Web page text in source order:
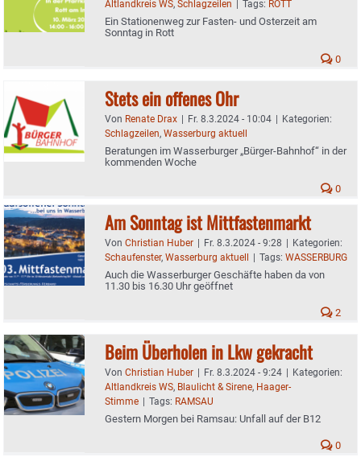
Altlandkreis WS, Schlagzeilen | Tags: ROTT
Ein Stationenweg zur Fasten- und Osterzeit am
Sonntag in Rott
0
Stets ein offenes Ohr
Von Renate Drax | Fr. 8.3.2024 - 10:04 | Kategorien:
Schlagzeilen, Wasserburg aktuell
Beratungen im Wasserburger „Bürger-Bahnhof“ in der
kommenden Woche
0
Am Sonntag ist Mittfastenmarkt
Von Christian Huber | Fr. 8.3.2024 - 9:28 | Kategorien:
Schaufenster, Wasserburg aktuell | Tags: WASSERBURG
Auch die Wasserburger Geschäfte haben da von
11.30 bis 16.30 Uhr geöffnet
2
Beim Überholen in Lkw gekracht
Von Christian Huber | Fr. 8.3.2024 - 9:24 | Kategorien:
Altlandkreis WS, Blaulicht & Sirene, Haager-
Stimme | Tags: RAMSAU
Gestern Morgen bei Ramsau: Unfall auf der B12
0